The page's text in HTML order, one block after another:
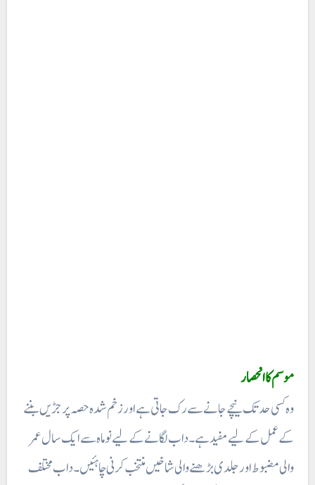
موسم کا انحصار
وہ کسی حد تک نیچے جانے سے رک جاتی ہے اور زخم شدہ حصہ پر جڑیں بننے
کے عمل کے لیے مفید ہے ۔ داب لگانے کے لیے نو ماہ سے ایک سال عمر
والی مضبوط اور جلدی بڑھنے والی شاخیں منتخب کرنی چاہئیں۔ داب مختلف